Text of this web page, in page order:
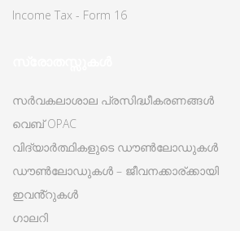
Income Tax - Form 16
സർവകലാശാല പ്രസിദ്ധീകരണങ്ങൾ
വെബ് OPAC
വിദ്യാർത്ഥികളുടെ ഡൗൺലോഡുകൾ
ഡൗൺലോഡുകൾ – ജീവനക്കാര്ക്കായി
ഇവൻ്റുകൾ
ഗാലറി